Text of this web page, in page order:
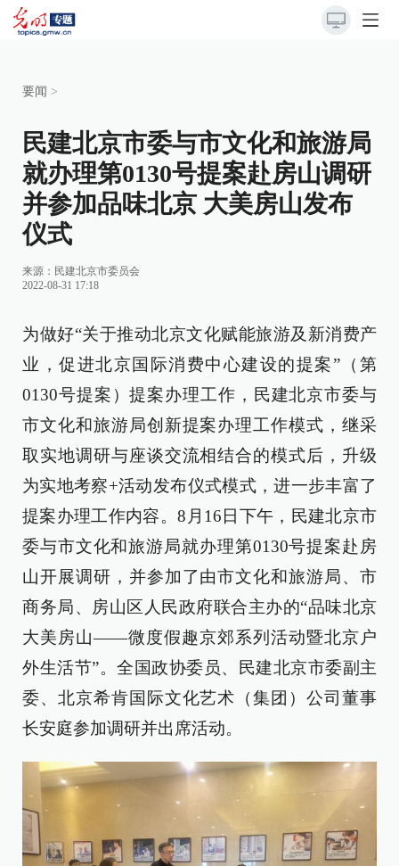
要闻 >
民建北京市委与市文化和旅游局
就办理第0130号提案赴房山调研
并参加品味北京 大美房山发布
仪式
来源： 民建北京市委员会
2022-08-31 17:18
为做好“关于推动北京文化赋能旅游及新消费产
业，促进北京国际消费中心建设的提案”（第
0130号提案）提案办理工作，民建北京市委与
市文化和旅游局创新提案办理工作模式，继采
取实地调研与座谈交流相结合的模式后，升级
为实地考察+活动发布仪式模式，进一步丰富了
提案办理工作内容。8月16日下午，民建北京市
委与市文化和旅游局就办理第0130号提案赴房
山开展调研，并参加了由市文化和旅游局、市
商务局、房山区人民政府联合主办的“品味北京
大美房山——微度假趣京郊系列活动暨北京户
外生活节”。全国政协委员、民建北京市委副主
委、北京希肯国际文化艺术（集团）公司董事
长安庭参加调研并出席活动。